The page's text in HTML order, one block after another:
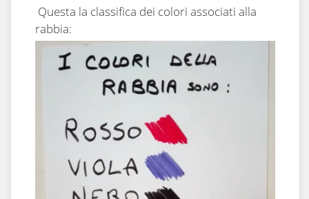
Questa la classifica dei colori associati alla
rabbia: